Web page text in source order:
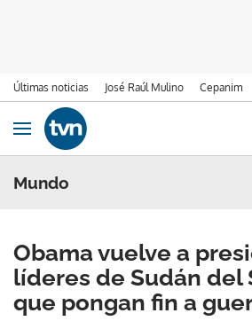
Últimas noticias José Raúl Mulino Cepanim
Ir al contenido
Obrir navegació
Mundo
Obama vuelve a
líderes de Sudán del
que pongan fin a